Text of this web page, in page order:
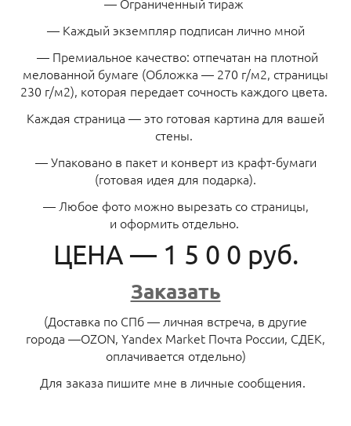
— Каждый экземпляр подписан лично мной
— Премиальное качество: отпечатан на плотной
мелованной бумаге (Обложка — 270 г/м2, страницы
230 г/м2), которая передает сочность каждого цвета.
Каждая страница — это готовая картина для вашей
стены.
— Упаковано в пакет и конверт из крафт-бумаги
(готовая идея для подарка).
— Любое фото можно вырезать со страницы,
и оформить отдельно.
ЦЕНА — 1 5 0 0 руб.
Заказать
(Доставка по СПб — личная встреча, в другие
города —OZON, Yandex Market Почта России, СДЕК,
оплачивается отдельно)
Для заказа пишите мне в личные сообщения.